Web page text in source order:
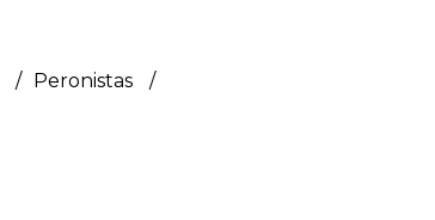
Peronistas